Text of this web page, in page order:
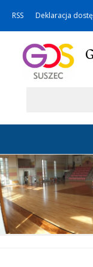
RSS Deklaracja